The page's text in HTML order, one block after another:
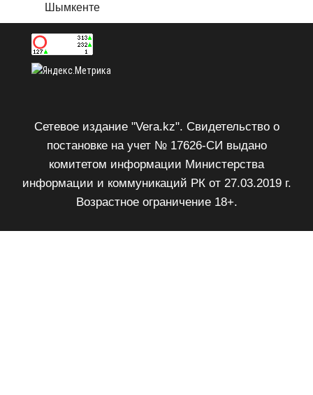
Шымкенте
Сетевое издание "Vera.kz". Свидетельство о
постановке на учет № 17626-СИ выдано
комитетом информации Министерства
информации и коммуникаций РК от 27.03.2019 г.
Возрастное ограничение 18+.